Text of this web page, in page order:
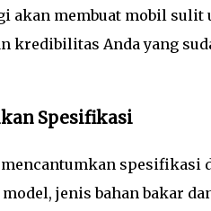
akan membuat mobil sulit
kredibilitas Anda yang
Spesifikasi
mencantumkan spesifikasi
model, jenis bahan bakar